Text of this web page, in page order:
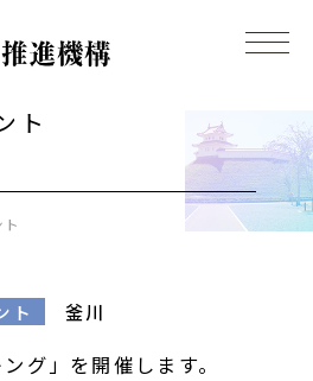
ト
ト 釜川
グ」を開催します。